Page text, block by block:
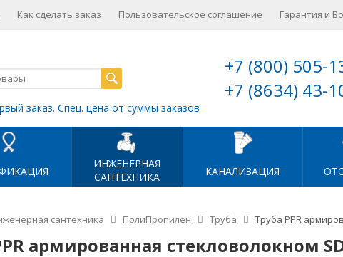
Как сделать заказ Пользовательское соглашение Гарантия и
+7 (800) 505-
+7 (8634) 43-
заказ. Спец. цена от суммы заказов
ИНЖЕНЕРНАЯ
САНТЕХНИКА
КАНАЛИЗАЦИЯ
сантехника ПолиПропилен Труба Труба PPR
армированная стекловолокном